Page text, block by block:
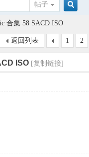
帖子
合集 58 SACD ISO
1 2
返回列表
ISO [复制链接]